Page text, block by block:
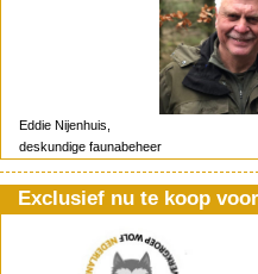
Eddie Nijenhuis,
deskundige faunabeheer
Exclusief nu te koop